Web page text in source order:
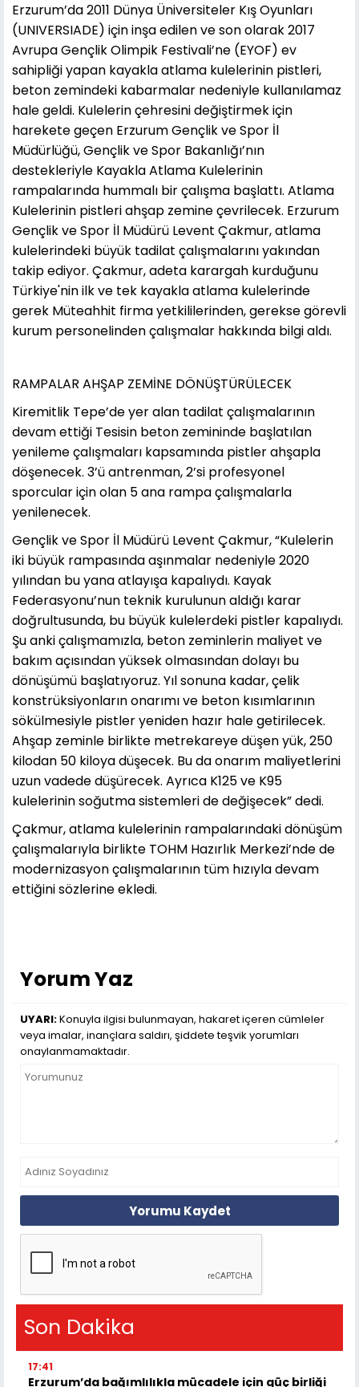
Erzurum’da 2011 Dünya Üniversiteler Kış Oyunları
(UNIVERSIADE) için inşa edilen ve son olarak 2017
Avrupa Gençlik Olimpik Festivali’ne (EYOF) ev
sahipliği yapan kayakla atlama kulelerinin pistleri,
beton zemindeki kabarmalar nedeniyle kullanılamaz
hale geldi. Kulelerin çehresini değiştirmek için
harekete geçen Erzurum Gençlik ve Spor İl
Müdürlüğü, Gençlik ve Spor Bakanlığı’nın
destekleriyle Kayakla Atlama Kulelerinin
rampalarında hummalı bir çalışma başlattı. Atlama
Kulelerinin pistleri ahşap zemine çevrilecek. Erzurum
Gençlik ve Spor İl Müdürü Levent Çakmur, atlama
kulelerindeki büyük tadilat çalışmalarını yakından
takip ediyor. Çakmur, adeta karargah kurduğunu
Türkiye'nin ilk ve tek kayakla atlama kulelerinde
gerek Müteahhit firma yetkililerinden, gerekse görevli
kurum personelinden çalışmalar hakkında bilgi aldı.
RAMPALAR AHŞAP ZEMİNE DÖNÜŞTÜRÜLECEK
Kiremitlik Tepe’de yer alan tadilat çalışmalarının
devam ettiği Tesisin beton zemininde başlatılan
yenileme çalışmaları kapsamında pistler ahşapla
döşenecek. 3’ü antrenman, 2’si profesyonel
sporcular için olan 5 ana rampa çalışmalarla
yenilenecek.
Gençlik ve Spor İl Müdürü Levent Çakmur, “Kulelerin
iki büyük rampasında aşınmalar nedeniyle 2020
yılından bu yana atlayışa kapalıydı. Kayak
Federasyonu’nun teknik kurulunun aldığı karar
doğrultusunda, bu büyük kulelerdeki pistler kapalıydı.
Şu anki çalışmamızla, beton zeminlerin maliyet ve
bakım açısından yüksek olmasından dolayı bu
dönüşümü başlatıyoruz. Yıl sonuna kadar, çelik
konstrüksiyonların onarımı ve beton kısımlarının
sökülmesiyle pistler yeniden hazır hale getirilecek.
Ahşap zeminle birlikte metrekareye düşen yük, 250
kilodan 50 kiloya düşecek. Bu da onarım maliyetlerini
uzun vadede düşürecek. Ayrıca K125 ve K95
kulelerinin soğutma sistemleri de değişecek” dedi.
Çakmur, atlama kulelerinin rampalarındaki dönüşüm
çalışmalarıyla birlikte TOHM Hazırlık Merkezi’nde de
modernizasyon çalışmalarının tüm hızıyla devam
ettiğini sözlerine ekledi.
Yorum Yaz
UYARI:Konuyla ilgisi bulunmayan, hakaret içeren cümleler
veya imalar, inançlara saldırı, şiddete teşvik yorumları
onaylanmamaktadır.
Yorumu Kaydet
Son Dakika
17:41
Erzurum’da bağımlılıkla mücadele için güç birliği